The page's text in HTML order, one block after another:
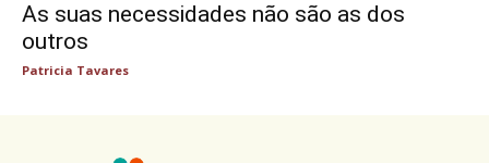
As suas necessidades não são as dos
outros
Patricia Tavares